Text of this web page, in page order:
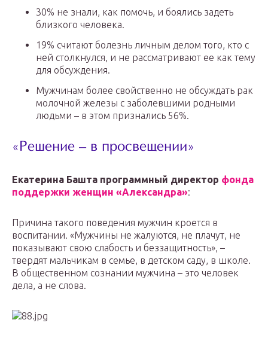
30% не знали, как помочь, и боялись задеть
близкого человека.
19% считают болезнь личным делом того, кто с
ней столкнулся, и не рассматривают ее как тему
для обсуждения.
Мужчинам более свойственно не обсуждать рак
молочной железы с заболевшими родными
людьми – в этом признались 56%.
«Решение – в просвещении»
Екатерина Башта программный директор фонда
поддержки женщин «Александра»:
Причина такого поведения мужчин кроется в
воспитании. «Мужчины не жалуются, не плачут, не
показывают свою слабость и беззащитность», –
твердят мальчикам в семье, в детском саду, в школе.
В общественном сознании мужчина – это человек
дела, а не слова.